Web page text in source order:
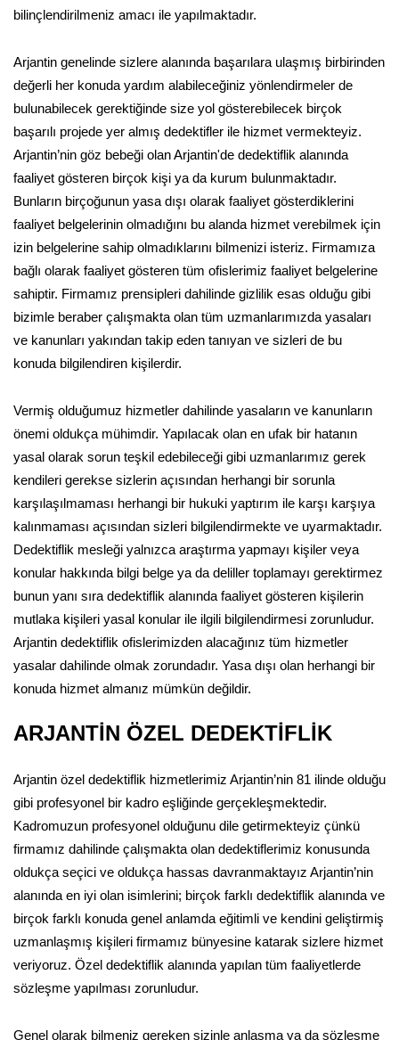
bilinçlendirilmeniz amacı ile yapılmaktadır.
Arjantin genelinde sizlere alanında başarılara ulaşmış birbirinden
değerli her konuda yardım alabileceğiniz yönlendirmeler de
bulunabilecek gerektiğinde size yol gösterebilecek birçok
başarılı projede yer almış dedektifler ile hizmet vermekteyiz.
Arjantin’nin göz bebeği olan Arjantin'de dedektiflik alanında
faaliyet gösteren birçok kişi ya da kurum bulunmaktadır.
Bunların birçoğunun yasa dışı olarak faaliyet gösterdiklerini
faaliyet belgelerinin olmadığını bu alanda hizmet verebilmek için
izin belgelerine sahip olmadıklarını bilmenizi isteriz. Firmamıza
bağlı olarak faaliyet gösteren tüm ofislerimiz faaliyet belgelerine
sahiptir. Firmamız prensipleri dahilinde gizlilik esas olduğu gibi
bizimle beraber çalışmakta olan tüm uzmanlarımızda yasaları
ve kanunları yakından takip eden tanıyan ve sizleri de bu
konuda bilgilendiren kişilerdir.
Vermiş olduğumuz hizmetler dahilinde yasaların ve kanunların
önemi oldukça mühimdir. Yapılacak olan en ufak bir hatanın
yasal olarak sorun teşkil edebileceği gibi uzmanlarımız gerek
kendileri gerekse sizlerin açısından herhangi bir sorunla
karşılaşılmaması herhangi bir hukuki yaptırım ile karşı karşıya
kalınmaması açısından sizleri bilgilendirmekte ve uyarmaktadır.
Dedektiflik mesleği yalnızca araştırma yapmayı kişiler veya
konular hakkında bilgi belge ya da deliller toplamayı gerektirmez
bunun yanı sıra dedektiflik alanında faaliyet gösteren kişilerin
mutlaka kişileri yasal konular ile ilgili bilgilendirmesi zorunludur.
Arjantin dedektiflik ofislerimizden alacağınız tüm hizmetler
yasalar dahilinde olmak zorundadır. Yasa dışı olan herhangi bir
konuda hizmet almanız mümkün değildir.
ARJANTİN ÖZEL DEDEKTİFLİK
Arjantin özel dedektiflik hizmetlerimiz Arjantin’nin 81 ilinde olduğu
gibi profesyonel bir kadro eşliğinde gerçekleşmektedir.
Kadromuzun profesyonel olduğunu dile getirmekteyiz çünkü
firmamız dahilinde çalışmakta olan dedektiflerimiz konusunda
oldukça seçici ve oldukça hassas davranmaktayız Arjantin’nin
alanında en iyi olan isimlerini; birçok farklı dedektiflik alanında ve
birçok farklı konuda genel anlamda eğitimli ve kendini geliştirmiş
uzmanlaşmış kişileri firmamız bünyesine katarak sizlere hizmet
veriyoruz. Özel dedektiflik alanında yapılan tüm faaliyetlerde
sözleşme yapılması zorunludur.
Genel olarak bilmeniz gereken sizinle anlaşma ya da sözleşme